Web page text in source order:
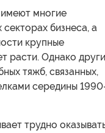
многие
бизнеса, а
крупные
расти. Однако
тяжб, связанных,
середины
трудно